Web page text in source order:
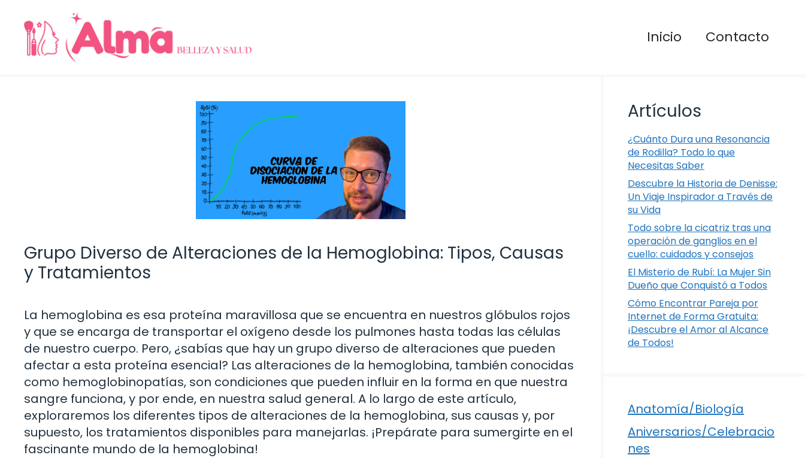
contenido
Inicio Contacto
Grupo Diverso de Alteraciones de la Hemoglobina: Tipos, Causas
y Tratamientos
La hemoglobina es esa proteína maravillosa que se encuentra en nuestros glóbulos rojos
y que se encarga de transportar el oxígeno desde los pulmones hasta todas las células
de nuestro cuerpo. Pero, ¿sabías que hay un grupo diverso de alteraciones que pueden
afectar a esta proteína esencial? Las alteraciones de la hemoglobina, también conocidas
como hemoglobinopatías, son condiciones que pueden influir en la forma en que nuestra
sangre funciona, y por ende, en nuestra salud general. A lo largo de este artículo,
exploraremos los diferentes tipos de alteraciones de la hemoglobina, sus causas y, por
supuesto, los tratamientos disponibles para manejarlas. ¡Prepárate para sumergirte en el
fascinante mundo de la hemoglobina!
Artículos
¿Cuánto Dura una Resonancia
de Rodilla? Todo lo que
Necesitas Saber
Descubre la Historia de Denisse:
Un Viaje Inspirador a Través de
su Vida
Todo sobre la cicatriz tras una
operación de ganglios en el
cuello: cuidados y consejos
El Misterio de Rubí: La Mujer Sin
Dueño que Conquistó a Todos
Cómo Encontrar Pareja por
Internet de Forma Gratuita:
¡Descubre el Amor al Alcance
de Todos!
Anatomía/Biología
Aniversarios/Celebracio
nes